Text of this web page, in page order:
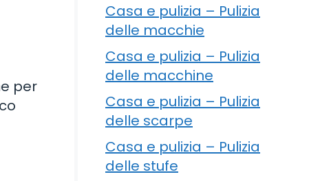
per
Casa e pulizia – Pulizia
delle macchie
Casa e pulizia – Pulizia
delle macchine
Casa e pulizia – Pulizia
delle scarpe
Casa e pulizia – Pulizia
delle stufe